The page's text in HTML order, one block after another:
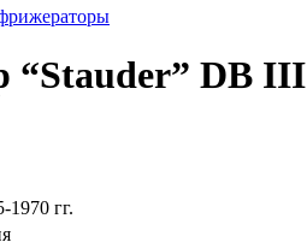
“Stauder” DB III
1970 гг.